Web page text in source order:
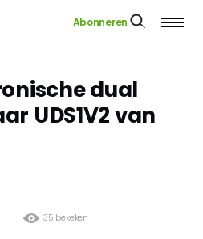
Abonneren
dual
UDS1V2 van
35 bekeken